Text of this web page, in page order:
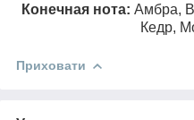
Конечная нота: Амбра,
Кедр,
Приховати